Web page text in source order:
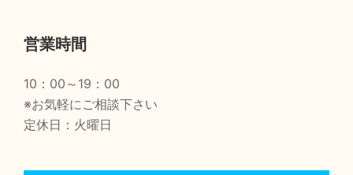
営業時間
10：00～19：00
※お気軽にご相談下さい
定休日：火曜日